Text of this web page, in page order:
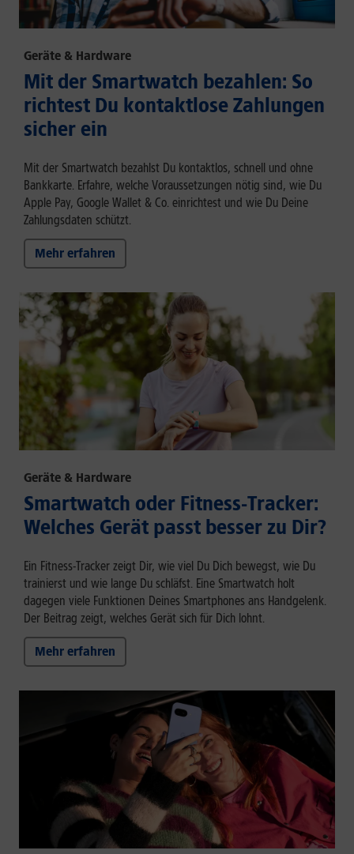
Geräte & Hardware
Mit der Smartwatch bezahlen: So
richtest Du kontaktlose Zahlungen
sicher ein
Mit der Smartwatch bezahlst Du kontaktlos, schnell und ohne
Bankkarte. Erfahre, welche Voraussetzungen nötig sind, wie Du
Apple Pay, Google Wallet & Co. einrichtest und wie Du Deine
Zahlungsdaten schützt.
Mehr erfahren
Geräte & Hardware
Smartwatch oder Fitness-Tracker:
Welches Gerät passt besser zu Dir?
Ein Fitness-Tracker zeigt Dir, wie viel Du Dich bewegst, wie Du
trainierst und wie lange Du schläfst. Eine Smartwatch holt
dagegen viele Funktionen Deines Smartphones ans Handgelenk.
Der Beitrag zeigt, welches Gerät sich für Dich lohnt.
Mehr erfahren